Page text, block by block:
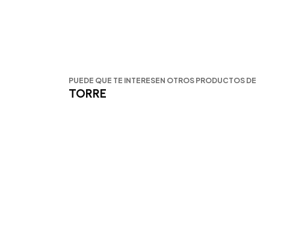
PUEDE QUE TE INTERESEN OTROS PRODUCTOS DE
TORRE